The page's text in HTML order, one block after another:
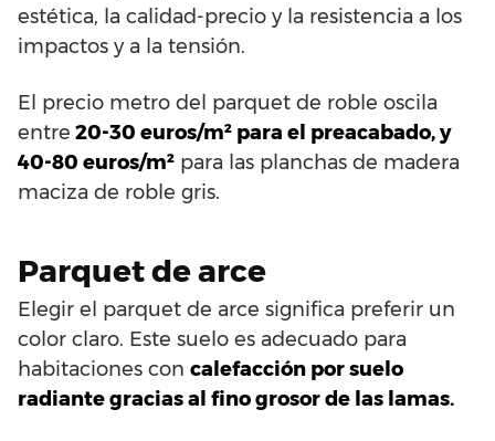
estética, la calidad-precio y la resistencia a los
impactos y a la tensión.
El precio metro del parquet de roble oscila
entre 20-30 euros/m² para el preacabado, y
40-80 euros/m² para las planchas de madera
maciza de roble gris.
Parquet de arce
Elegir el parquet de arce significa preferir un
color claro. Este suelo es adecuado para
habitaciones con calefacción por suelo
radiante gracias al fino grosor de las lamas.